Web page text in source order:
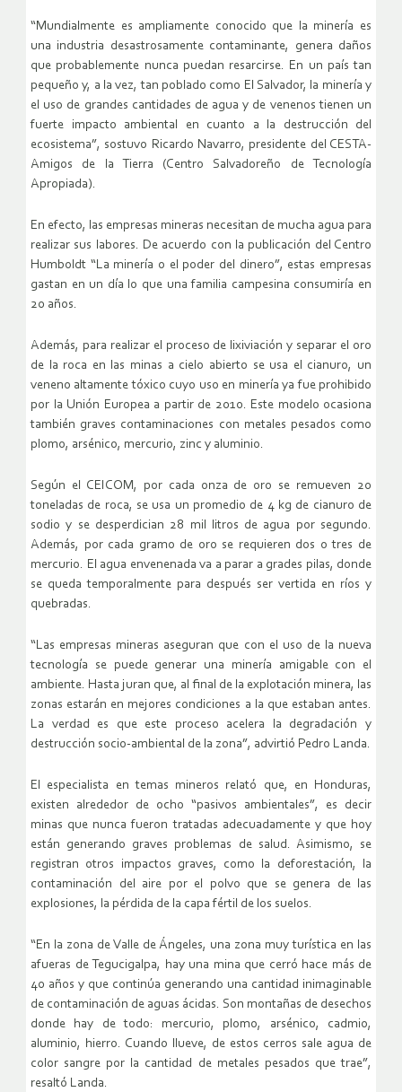
“Mundialmente es ampliamente conocido que la minería es
una industria desastrosamente contaminante, genera daños
que probablemente nunca puedan resarcirse. En un país tan
pequeño y, a la vez, tan poblado como El Salvador, la minería y
el uso de grandes cantidades de agua y de venenos tienen un
fuerte impacto ambiental en cuanto a la destrucción del
ecosistema”, sostuvo Ricardo Navarro, presidente del CESTA-
Amigos de la Tierra (Centro Salvadoreño de Tecnología
Apropiada).
En efecto, las empresas mineras necesitan de mucha agua para
realizar sus labores. De acuerdo con la publicación del Centro
Humboldt “La minería o el poder del dinero”, estas empresas
gastan en un día lo que una familia campesina consumiría en
20 años.
Además, para realizar el proceso de lixiviación y separar el oro
de la roca en las minas a cielo abierto se usa el cianuro, un
veneno altamente tóxico cuyo uso en minería ya fue prohibido
por la Unión Europea a partir de 2010. Este modelo ocasiona
también graves contaminaciones con metales pesados como
plomo, arsénico, mercurio, zinc y aluminio.
Según el CEICOM, por cada onza de oro se remueven 20
toneladas de roca, se usa un promedio de 4 kg de cianuro de
sodio y se desperdician 28 mil litros de agua por segundo.
Además, por cada gramo de oro se requieren dos o tres de
mercurio. El agua envenenada va a parar a grades pilas, donde
se queda temporalmente para después ser vertida en ríos y
quebradas.
“Las empresas mineras aseguran que con el uso de la nueva
tecnología se puede generar una minería amigable con el
ambiente. Hasta juran que, al final de la explotación minera, las
zonas estarán en mejores condiciones a la que estaban antes.
La verdad es que este proceso acelera la degradación y
destrucción socio-ambiental de la zona”, advirtió Pedro Landa.
El especialista en temas mineros relató que, en Honduras,
existen alrededor de ocho “pasivos ambientales”, es decir
minas que nunca fueron tratadas adecuadamente y que hoy
están generando graves problemas de salud. Asimismo, se
registran otros impactos graves, como la deforestación, la
contaminación del aire por el polvo que se genera de las
explosiones, la pérdida de la capa fértil de los suelos.
“En la zona de Valle de Ángeles, una zona muy turística en las
afueras de Tegucigalpa, hay una mina que cerró hace más de
40 años y que continúa generando una cantidad inimaginable
de contaminación de aguas ácidas. Son montañas de desechos
donde hay de todo: mercurio, plomo, arsénico, cadmio,
aluminio, hierro. Cuando llueve, de estos cerros sale agua de
color sangre por la cantidad de metales pesados que trae”,
resaltó Landa.